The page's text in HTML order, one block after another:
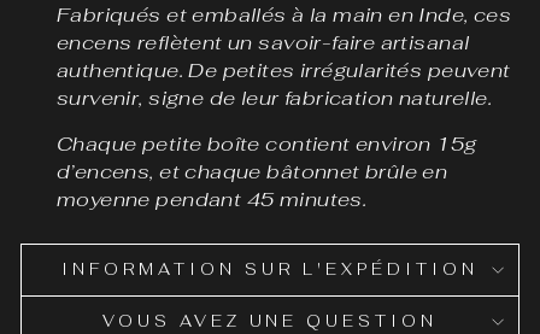
Fabriqués et emballés à la main en Inde, ces
encens reflètent un savoir-faire artisanal
authentique. De petites irrégularités peuvent
survenir, signe de leur fabrication naturelle.
Chaque petite boîte contient environ 15g
d’encens, et chaque bâtonnet brûle en
moyenne pendant 45 minutes.
INFORMATION SUR L'EXPÉDITION
VOUS AVEZ UNE QUESTION